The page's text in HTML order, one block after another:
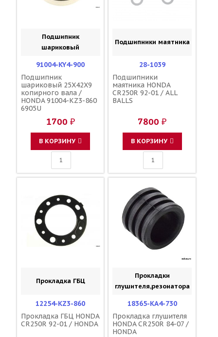
Подшипник
шариковый
91004-KY4-900
Подшипник
шариковый 25X42X9
копирного вала /
HONDA 91004-KZ3-860
6905U
1700 ₽
В КОРЗИНУ
Подшипники маятника
28-1039
Подшипники
маятника HONDA
CR250R 92-01 / ALL
BALLS
7800 ₽
В КОРЗИНУ
Прокладка ГБЦ
12254-KZ3-860
Прокладка ГБЦ HONDA
CR250R 92-01 / HONDA
Прокладки
глушителя,резонатора
18365-KA4-730
Прокладка глушителя
HONDA CR250R 84-07 /
HONDA